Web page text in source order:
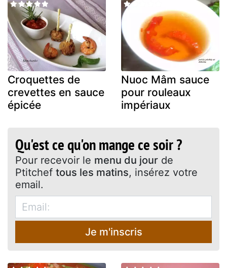
Croquettes de
crevettes en sauce
épicée
Nuoc Mâm sauce
pour rouleaux
impériaux
Qu'est ce qu'on mange ce soir ?
Pour recevoir le menu du jour de
Ptitchef tous les matins, insérez votre
email.
Je m'inscris